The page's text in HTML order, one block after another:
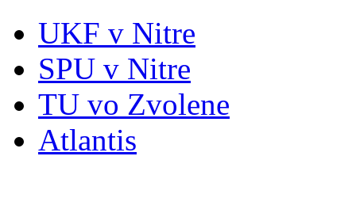
UKF v Nitre
SPU v Nitre
TU vo Zvolene
Atlantis